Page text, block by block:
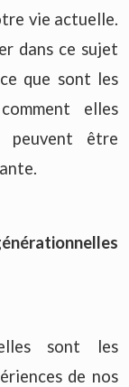
vie actuelle.
dans ce sujet
que sont les
elles
peuvent être
sont les
de nos